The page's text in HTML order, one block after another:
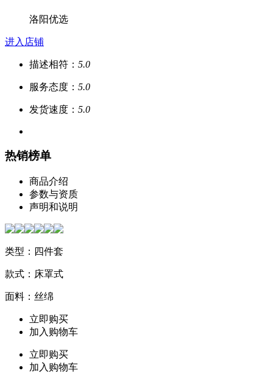
洛阳优选
进入店铺
描述相符： 5.0
服务态度： 5.0
发货速度： 5.0
热销榜单
商品介绍
参数与资质
声明和说明
类型：四件套
款式：床罩式
面料：丝绵
立即购买
加入购物车
立即购买
加入购物车